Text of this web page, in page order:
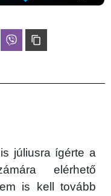
júliusra ígérte a
elérhető
is kell tovább